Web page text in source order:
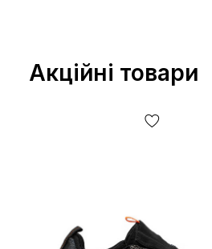
Акційні товари